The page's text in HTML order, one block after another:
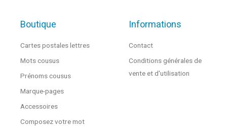
Boutique
Cartes postales lettres
Mots cousus
Prénoms cousus
Marque-pages
Accessoires
Composez votre mot
Informations
Contact
Conditions générales de
vente et d'utilisation